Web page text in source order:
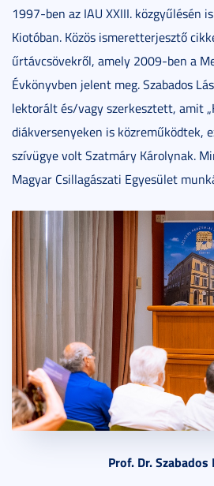
1997-ben az IAU XXIII. közgyűlésén
Kiotóban. Közös ismeretterjesztő
űrtávcsövekről, amely 2009-ben a
Évkönyvben jelent meg. Szabados
lektorált és/vagy szerkesztett, amit
diákversenyeken is közreműködtek,
szívügye volt Szatmáry Károlynak.
Magyar Csillagászati Egyesület
Prof. Dr. Szabados